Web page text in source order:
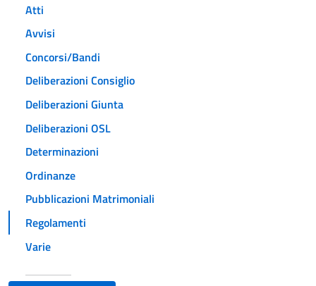
Atti
Avvisi
Concorsi/Bandi
Deliberazioni Consiglio
Deliberazioni Giunta
Deliberazioni OSL
Determinazioni
Ordinanze
Pubblicazioni Matrimoniali
Regolamenti
Varie